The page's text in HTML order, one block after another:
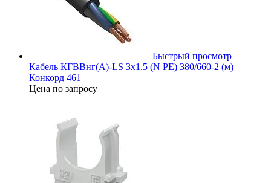
Быстрый просмотр
Кабель КГВВнг(А)-LS 3х1.5 (N PE) 380/660-2 (м)
Конкорд 461
Цена по запросу